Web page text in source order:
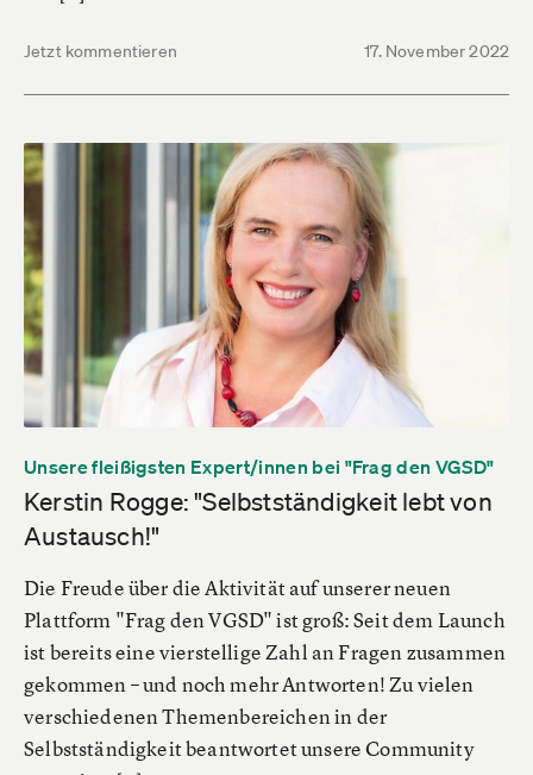
Jetzt kommentieren 17. November 2022
Unsere fleißigsten Expert/innen bei "Frag den VGSD"
Kerstin Rogge: "Selbstständigkeit lebt von
Austausch!"
Die Freude über die Aktivität auf unserer neuen
Plattform "Frag den VGSD" ist groß: Seit dem Launch
ist bereits eine vierstellige Zahl an Fragen zusammen
gekommen – und noch mehr Antworten! Zu vielen
verschiedenen Themenbereichen in der
Selbstständigkeit beantwortet unsere Community